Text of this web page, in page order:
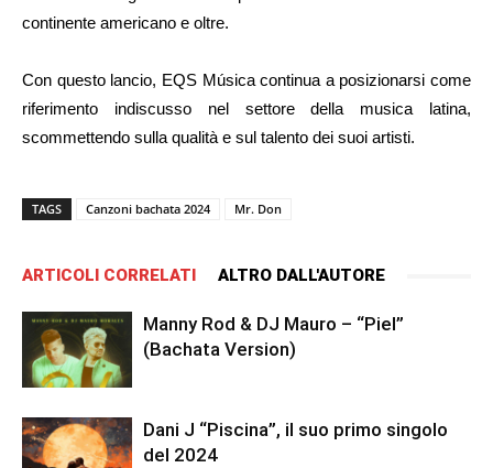
continente americano e oltre.
Con questo lancio, EQS Música continua a posizionarsi come
riferimento indiscusso nel settore della musica latina,
scommettendo sulla qualità e sul talento dei suoi artisti.
TAGS Canzoni bachata 2024 Mr. Don
ARTICOLI CORRELATI ALTRO DALL'AUTORE
Manny Rod & DJ Mauro – “Piel”
(Bachata Version)
Dani J “Piscina”, il suo primo singolo
del 2024